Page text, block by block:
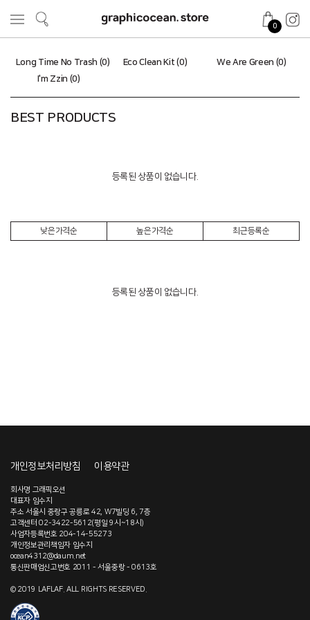
0
Long Time No Trash (0) Eco Clean Kit (0)
We Are Green (0)
I'm Zzin (0)
BEST PRODUCTS
등록된 상품이 없습니다.
낮은가격순 높은가격순 최근등록순
등록된 상품이 없습니다.
개인정보처리방침 이용약관
회사명 그래픽오션
대표자 임수지
주소 서울시 중랑구 공릉로 42, W7빌딩 6, 7층
고객센터 02-3422-5612(평일 9시~18시)
사업자등록번호 204-14-55273
개인정보관리책임자 임수지
ocean4312@daum.net
통신판매업신고번호 2011 - 서울중랑 - 0613호
© 2019 LAFLAF. ALL RIGHTS RESERVED.